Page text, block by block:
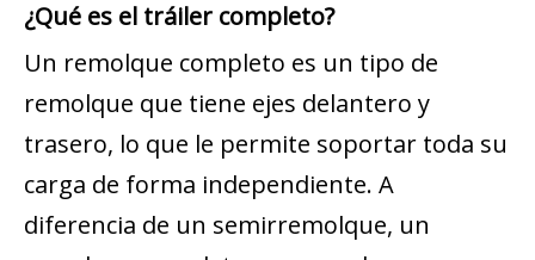
¿Qué es el tráiler completo?
Un remolque completo es un tipo de
remolque que tiene ejes delantero y
trasero, lo que le permite soportar toda su
carga de forma independiente. A
diferencia de un semirremolque, un